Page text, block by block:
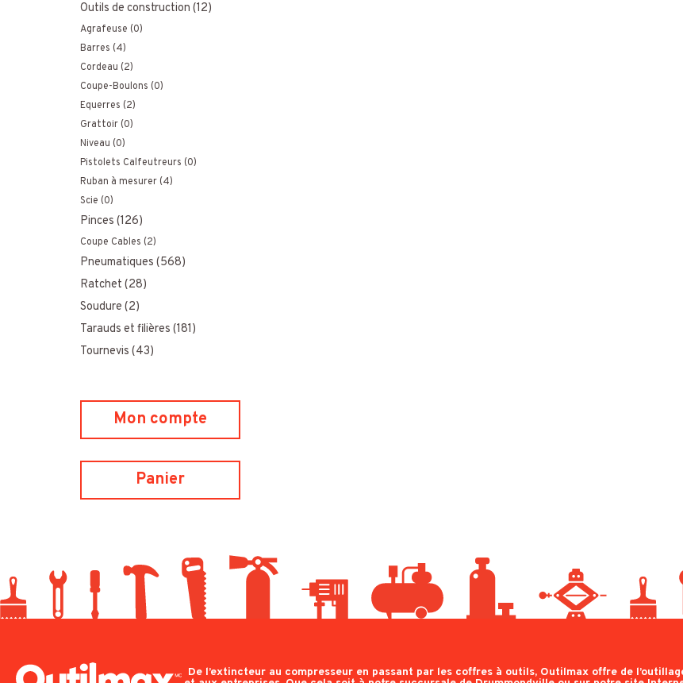
Outils de construction (12)
Agrafeuse (0)
Barres (4)
Cordeau (2)
Coupe-Boulons (0)
Equerres (2)
Grattoir (0)
Niveau (0)
Pistolets Calfeutreurs (0)
Ruban à mesurer (4)
Scie (0)
Pinces (126)
Coupe Cables (2)
Pneumatiques (568)
Ratchet (28)
Soudure (2)
Tarauds et filières (181)
Tournevis (43)
Mon compte
Panier
De l’extincteur au compresseur en passant par les coffres à outils, Outilmax offre de